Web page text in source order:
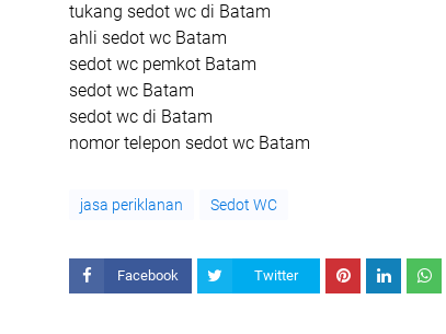
tukang sedot wc di Batam
ahli sedot wc Batam
sedot wc pemkot Batam
sedot wc Batam
sedot wc di Batam
nomor telepon sedot wc Batam
jasa periklanan Sedot WC
Facebook Twitter